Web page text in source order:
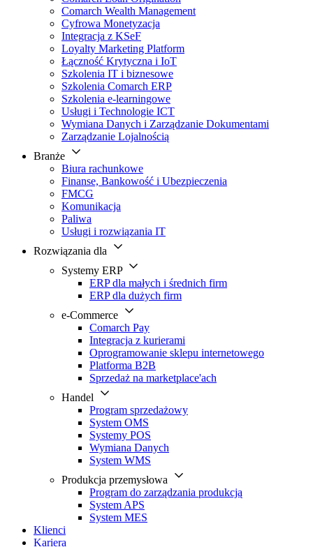
Comarch Wealth Management
Cyfrowa Monetyzacja
Integracja z KSeF
Loyalty Marketing Platform
Łączność Krytyczna i IoT
Szkolenia IT i biznesowe
Szkolenia Comarch ERP
Szkolenia e-learningowe
Usługi i Technologie ICT
Wymiana Danych i Zarządzanie Dokumentami
Zarządzanie Lojalnością
Branże
Biura rachunkowe
Finanse, Bankowość i Ubezpieczenia
FMCG
Komunikacja
Paliwa
Usługi i rozwiązania IT
Rozwiązania dla
Systemy ERP
ERP dla małych i średnich firm
ERP dla dużych firm
e-Commerce
Comarch Pay
Integracja z kurierami
Oprogramowanie sklepu internetowego
Platforma B2B
Sprzedaż na marketplace'ach
Handel
Program sprzedażowy
System OMS
Systemy POS
Wymiana Danych
System WMS
Produkcja przemysłowa
Program do zarządzania produkcją
System APS
System MES
Klienci
Kariera